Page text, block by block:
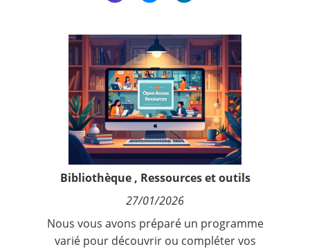
Qui sommes nous ?
Nous suivre
Bibliothèque, Ressources et outils
27/01/2026
Nous vous avons préparé un programme
varié pour découvrir ou compléter vos